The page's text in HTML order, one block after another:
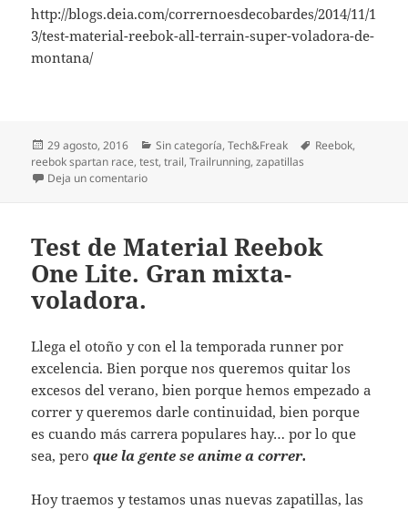
http://blogs.deia.com/corrernoesdecobardes/2014/11/1
3/test-material-reebok-all-terrain-super-voladora-de-
montana/
Publicado
el
29 agosto, 2016 Categorías
Sin categoría,Tech&Freak Etiquetas
Reebok,
reebok spartan race,test,trail,Trailrunning,zapatillas
Deja un comentarioen Test Reebok All Terrain Thrill, polivalencia para
Test de Material Reebok
One Lite. Gran mixta-
voladora.
Llega el otoño y con el la temporada runner por
excelencia. Bien porque nos queremos quitar los
excesos del verano, bien porque hemos empezado a
correr y queremos darle continuidad, bien porque
es cuando más carrera populares hay… por lo que
sea, peroque la gente se anime a correr.
Hoy traemos y testamos unas nuevas zapatillas, las